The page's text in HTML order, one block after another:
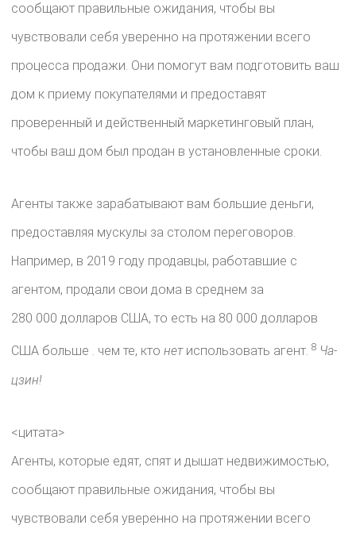
сообщают правильные ожидания, чтобы вы
чувствовали себя уверенно на протяжении всего
процесса продажи. Они помогут вам подготовить ваш
дом к приему покупателями и предоставят
проверенный и действенный маркетинговый план,
чтобы ваш дом был продан в установленные сроки.
Агенты также зарабатывают вам большие деньги,
предоставляя мускулы за столом переговоров.
Например, в 2019 году продавцы, работавшие с
агентом, продали свои дома в среднем за
280 000 долларов США, то есть на 80 000 долларов
США больше . чем те, кто нетиспользовать агент. 8 Ча-
цзин!
<цитата>
Агенты, которые едят, спят и дышат недвижимостью,
сообщают правильные ожидания, чтобы вы
чувствовали себя уверенно на протяжении всего